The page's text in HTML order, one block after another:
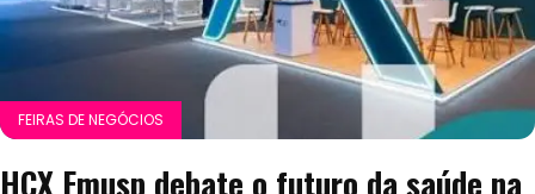
FEIRAS DE NEGÓCIOS
HCX Fmusp debate o futuro da saúde na